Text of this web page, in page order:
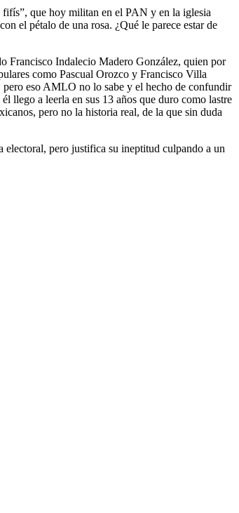
que hoy militan en el PAN y en la iglesia
el pétalo de una rosa. ¿Qué le parece estar de
Francisco Indalecio Madero González, quien por
como Pascual Orozco y Francisco Villa
pero eso AMLO no lo sabe y el hecho de confundir
llego a leerla en sus 13 años que duro como lastre
pero no la historia real, de la que sin duda
electoral, pero justifica su ineptitud culpando a un